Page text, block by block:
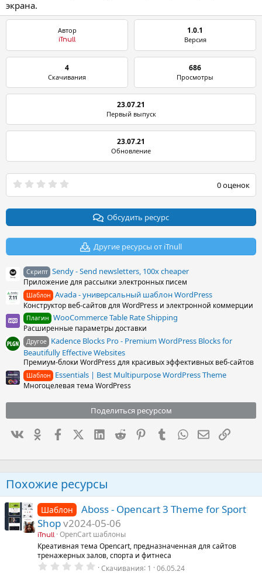
экрана.
Автор
iTnull
1.0.1
Версия
4
Скачивания
686
Просмотры
23.07.21
Первый выпуск
23.07.21
Обновление
0
0
в
з
0 оценок
Обсудить ресурс
Другие ресурсы от iTnull
Скрипт Sendy - Send newsletters, 100x cheaper
Приложение для рассылки электронных писем
Шаблон Avada - универсальный шаблон WordPress
Конструктор веб-сайтов для WordPress и электронной коммерции
Плагин WooCommerce Table Rate Shipping
Расширенные параметры доставки
Другое Kadence Blocks Pro - Premium WordPress Blocks for
Beautifully Effective Websites
Премиум-блоки WordPress для красивых эффективных веб-сайтов
Шаблон Essentials | Best Multipurpose WordPress Theme
Многоцелевая тема WordPress
Поделиться ресурсом
ВконтактеОдноклассники
FacebookX (Twitter)LinkedIn
Reddit PinterestTumblrWhatsAppСсылка
Похожие ресурсы
Шаблон
Aboss - Opencart 3 Theme for Sport
Shopv2024-05-06
iTnull
OpenCart шаблоны
Креативная тема Opencart, предназначенная для сайтов
тренажерных залов, спорта и фитнеса
0Скачивания 1 06.05.24